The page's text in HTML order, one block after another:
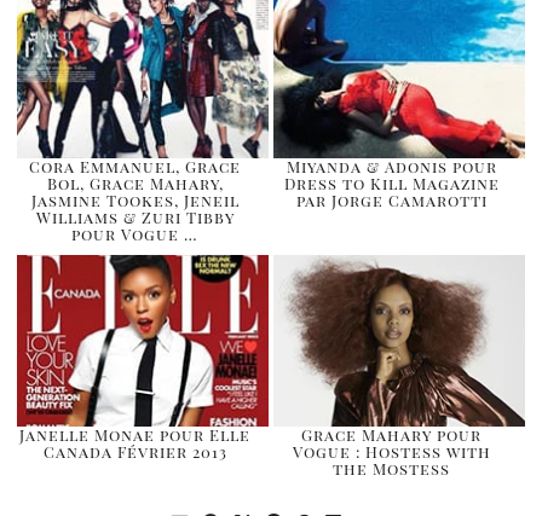
Cora Emmanuel, Grace
Bol, Grace Mahary,
Jasmine Tookes, Jeneil
Williams & Zuri Tibby
pour Vogue …
Miyanda & Adonis pour
Dress to Kill Magazine
par Jorge Camarotti
Janelle Monae pour Elle
Canada Février 2013
Grace Mahary pour
Vogue : Hostess with
the Mostess